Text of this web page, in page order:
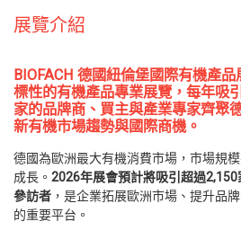
展覽介紹
BIOFACH 德國紐倫堡國際有機產
標性的有機產品專業展覽，每年吸
家的品牌商、買主與產業專家齊聚
新有機市場趨勢與國際商機。
德國為歐洲最大有機消費市場，市場規
成長。 2026年展會預計將吸引超過
參訪者 ，是企業拓展歐洲市場、提升品
的重要平台。